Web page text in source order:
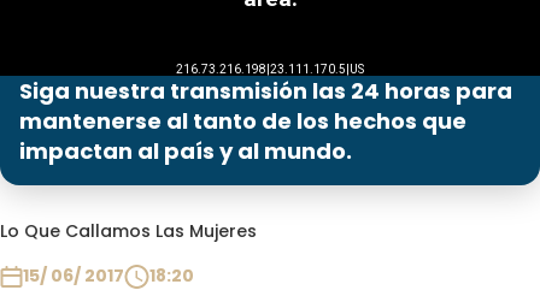
Siga nuestra transmisión las 24 horas para
mantenerse al tanto de los hechos que
impactan al país y al mundo.
Lo Que Callamos Las Mujeres
15/ 06/ 2017
18:20
Programas
Contigo en Directo
Plan Perfecto